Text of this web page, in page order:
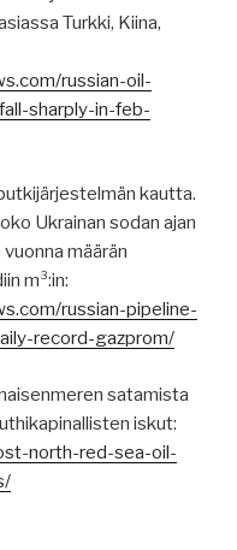
Turkki, Kiina,
russian-oil-
sharply-in-feb-
kautta.
Ukrainan sodan ajan
määrän
m³:in:
russian-pipeline-
record-gazprom/
satamista
iskut:
north-red-sea-oil-